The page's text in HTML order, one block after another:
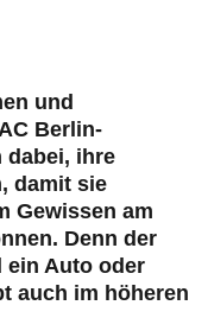
und
Berlin-
dabei, ihre
damit sie
Gewissen am
Denn der
ein Auto oder
auch im höheren